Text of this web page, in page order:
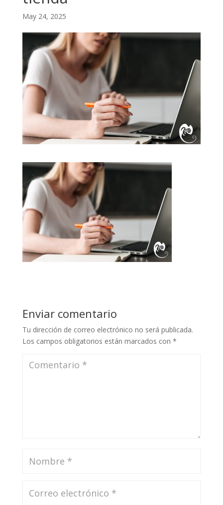
May 24, 2025
Enviar comentario
Tu dirección de correo electrónico no será publicada.
Los campos obligatorios están marcados con *